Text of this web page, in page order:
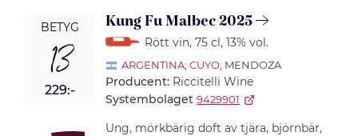
BETYG
13
229:-
Kung Fu Malbec 2025
Rött vin, 75 cl, 13% vol.
ARGENTINA, CUYO, MENDOZA
Producent: Riccitelli Wine
Systembolaget 9429901
Ung, mörkbärig doft av tjära, björnbär,